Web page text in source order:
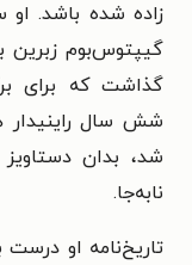
زاده شده باشد.
گذاشت که برای
شش سال راینیدار
شد، بدان
نا‌به‌جا.
تاریخ‌نامه او درست